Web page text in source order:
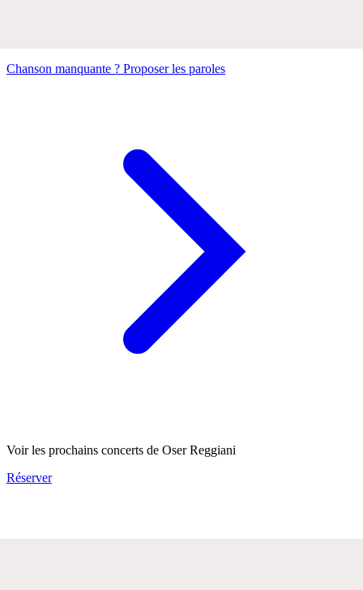
Chanson manquante ? Proposer les paroles
Voir les prochains concerts de Oser Reggiani
Réserver